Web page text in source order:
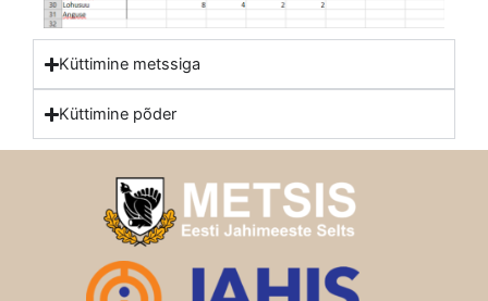
Küttimine metssiga
Küttimine põder